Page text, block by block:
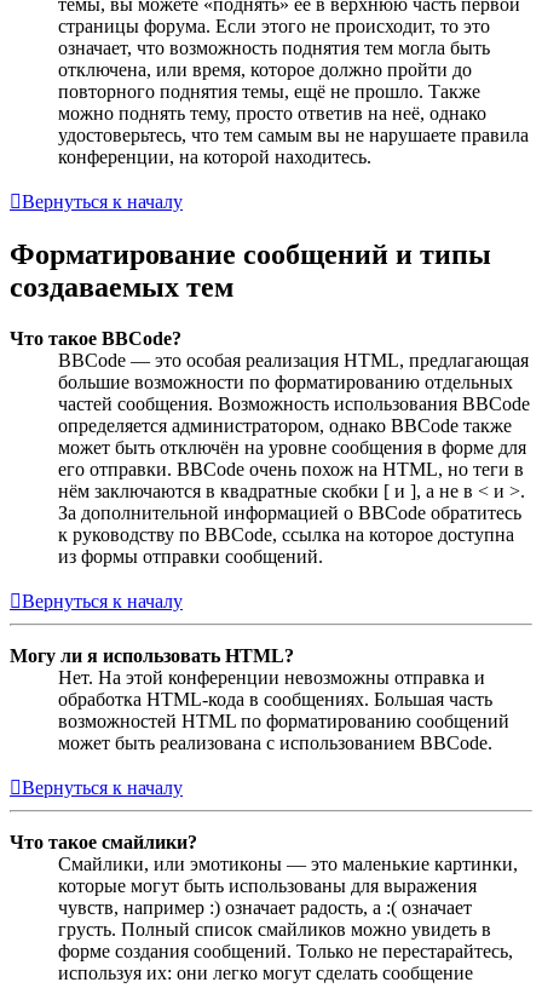
страницы форума. Если этого не происходит, то это
означает, что возможность поднятия тем могла быть
отключена, или время, которое должно пройти до
повторного поднятия темы, ещё не прошло. Также
можно поднять тему, просто ответив на неё, однако
удостоверьтесь, что тем самым вы не нарушаете правила
конференции, на которой находитесь.
Вернуться к началу
Форматирование сообщений и типы
создаваемых тем
Что такое BBCode?
BBCode — это особая реализация HTML, предлагающая
большие возможности по форматированию отдельных
частей сообщения. Возможность использования BBCode
определяется администратором, однако BBCode также
может быть отключён на уровне сообщения в форме для
его отправки. BBCode очень похож на HTML, но теги в
нём заключаются в квадратные скобки [ и ], а не в < и >.
За дополнительной информацией о BBCode обратитесь
к руководству по BBCode, ссылка на которое доступна
из формы отправки сообщений.
Вернуться к началу
Могу ли я использовать HTML?
Нет. На этой конференции невозможны отправка и
обработка HTML-кода в сообщениях. Большая часть
возможностей HTML по форматированию сообщений
может быть реализована с использованием BBCode.
Вернуться к началу
Что такое смайлики?
Смайлики, или эмотиконы — это маленькие картинки,
которые могут быть использованы для выражения
чувств, например :) означает радость, а :( означает
грусть. Полный список смайликов можно увидеть в
форме создания сообщений. Только не перестарайтесь,
используя их: они легко могут сделать сообщение